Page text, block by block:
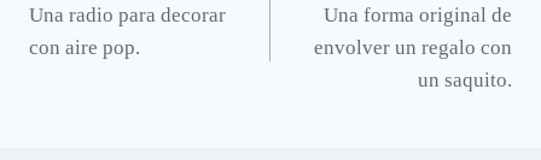
de
Una radio para decorar
con aire pop.
Una forma original de
envolver un regalo con
un saquito.